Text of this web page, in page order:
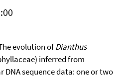
evolution ofDianthus
inferred from
sequence data: one or two